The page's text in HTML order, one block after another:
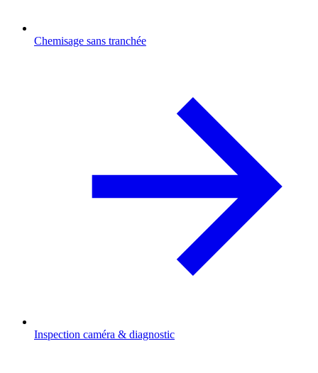
Chemisage sans tranchée
Inspection caméra & diagnostic